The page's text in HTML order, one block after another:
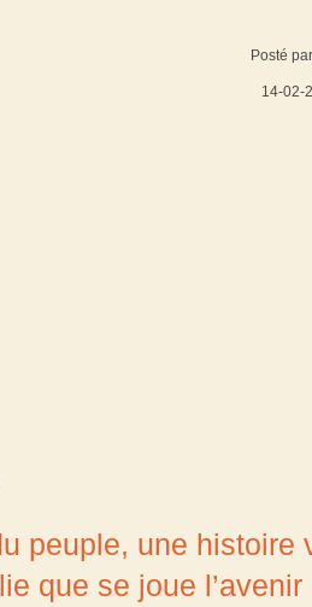
Posté
14-02-
peuple, une
que se joue